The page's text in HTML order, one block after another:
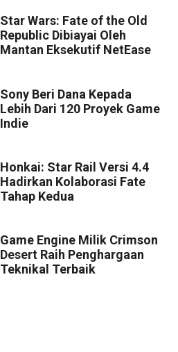
Star Wars: Fate of the Old
Republic Dibiayai Oleh
Mantan Eksekutif NetEase
Sony Beri Dana Kepada
Lebih Dari 120 Proyek Game
Indie
Honkai: Star Rail Versi 4.4
Hadirkan Kolaborasi Fate
Tahap Kedua
Game Engine Milik Crimson
Desert Raih Penghargaan
Teknikal Terbaik